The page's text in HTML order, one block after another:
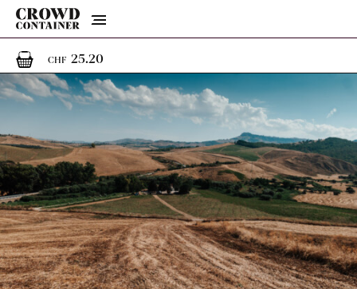
Menu
CHF 25.201 Artikel im Warenkorb